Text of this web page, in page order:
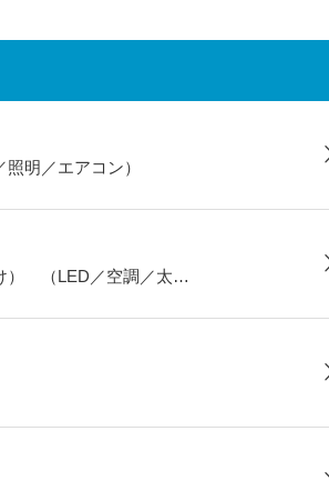
明／エアコン）
） （LED／空調／太…